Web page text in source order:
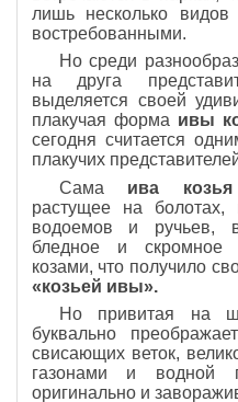
лишь несколько
востребованными.
Но среди
на друга
выделяется своей
плакучая форма ивы
сегодня считается
плакучих
Сама ива козья
растущее на болотах,
водоемов и ручьев,
бледное и скромное
козами, что получило
«козьей ивы».
Но привитая на
буквально
свисающих веток,
газонами и водной
оригинально и